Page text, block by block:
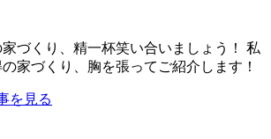
づくり、精一杯笑い合いましょう！ 私
家づくり、胸を張ってご紹介します！
を見る